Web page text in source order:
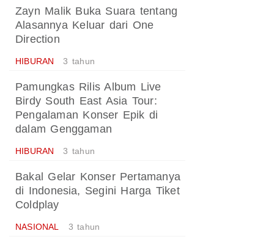
Zayn Malik Buka Suara tentang
Alasannya Keluar dari One
Direction
HIBURAN 3 tahun
Pamungkas Rilis Album Live
Birdy South East Asia Tour:
Pengalaman Konser Epik di
dalam Genggaman
HIBURAN 3 tahun
Bakal Gelar Konser Pertamanya
di Indonesia, Segini Harga Tiket
Coldplay
NASIONAL 3 tahun